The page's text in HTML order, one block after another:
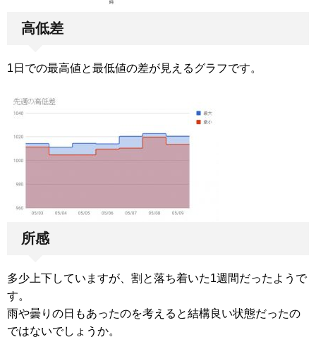
高低差
1日での最高値と最低値の差が見えるグラフです。
所感
多少上下していますが、割と落ち着いた1週間だったようで
す。
雨や曇りの日もあったのを考えると結構良い状態だったの
ではないでしょうか。